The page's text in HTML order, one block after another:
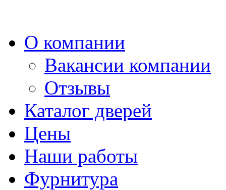
О компании
Вакансии компании
Отзывы
Каталог дверей
Цены
Наши работы
Фурнитура